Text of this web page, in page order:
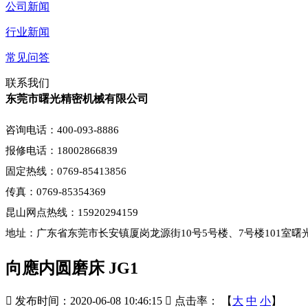
公司新闻
行业新闻
常见问答
联系我们
东莞市曙光精密机械有限公司
咨询电话：400-093-8886
报修电话：18002866839
固定热线：0769-85413856
传真：0769-85354369
昆山网点热线：15920294159
地址：广东省东莞市长安镇厦岗龙源街10号5号楼、7号楼101室曙
向應内圆磨床 JG1
 发布时间：2020-06-08 10:46:15  点击率： 【 大 中 小】